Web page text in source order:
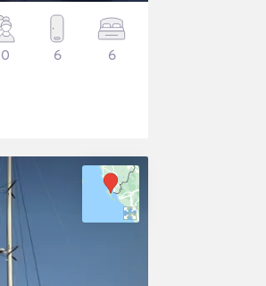
6 6